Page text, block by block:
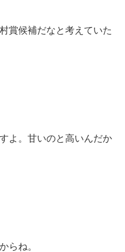
賞候補だなと考えていた
よ。甘いのと高いんだか
らね。